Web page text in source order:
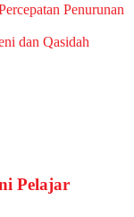
Penurunan
dan Qasidah
Pelajar